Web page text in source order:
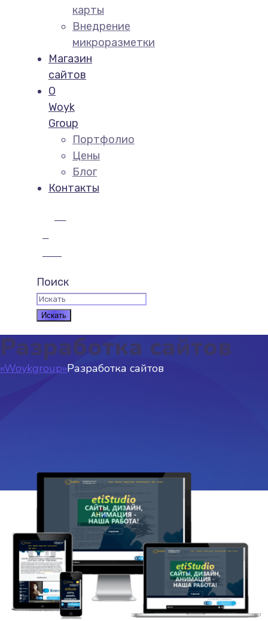
карты
Внедрение
микроразметки
Магазин
сайтов
О
Woyk
Group
Портфолио
Цены
Блог
Контакты
Поиск
Разработка сайтов
«Woykgroup»Разработка сайтов